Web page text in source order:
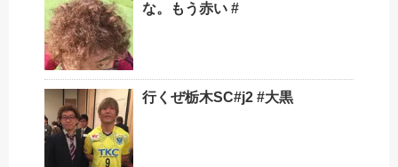
な。もう赤い #
行くぜ栃木SC#j2 #大黒